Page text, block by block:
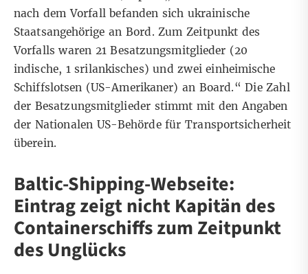
nach dem Vorfall befanden sich ukrainische
Staatsangehörige an Bord. Zum Zeitpunkt des
Vorfalls waren 21 Besatzungsmitglieder (20
indische, 1 srilankisches) und zwei einheimische
Schiffslotsen (US-Amerikaner) an Board.“ Die Zahl
der Besatzungsmitglieder stimmt mit den Angaben
der Nationalen US-Behörde für Transportsicherheit
überein.
Baltic-Shipping-Webseite:
Eintrag zeigt nicht Kapitän des
Containerschiffs zum Zeitpunkt
des Unglücks